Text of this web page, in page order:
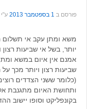
פורסם ב 1 בספטמבר 2013 ע"י
משא ומתן עקב אי תשלום
יותר, בשל אי שביעות רצון
אמנם אין איום במשא
שביעות רצון ויותר מכך
(כלומר ששני הצדדים
ותחושת האיום מתגנבת
בקונפליקט וסופו יישוב